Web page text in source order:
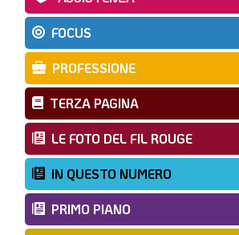
FOCUS
PROFESSIONE
TERZA PAGINA
LE FOTO DEL FIL ROUGE
IN QUESTO NUMERO
PRIMO PIANO